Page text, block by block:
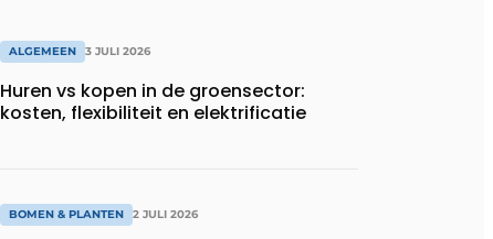
ALGEMEEN 3 JULI 2026
Huren vs kopen in de groensector:
kosten, flexibiliteit en elektrificatie
BOMEN & PLANTEN 2 JULI 2026